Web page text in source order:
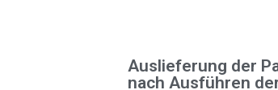
Auslieferung der
nach Ausführen